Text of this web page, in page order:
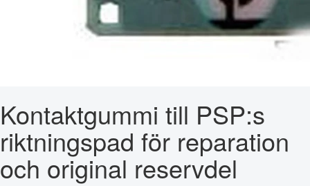
Kontaktgummi till PSP:s
riktningspad för reparation
och original reservdel